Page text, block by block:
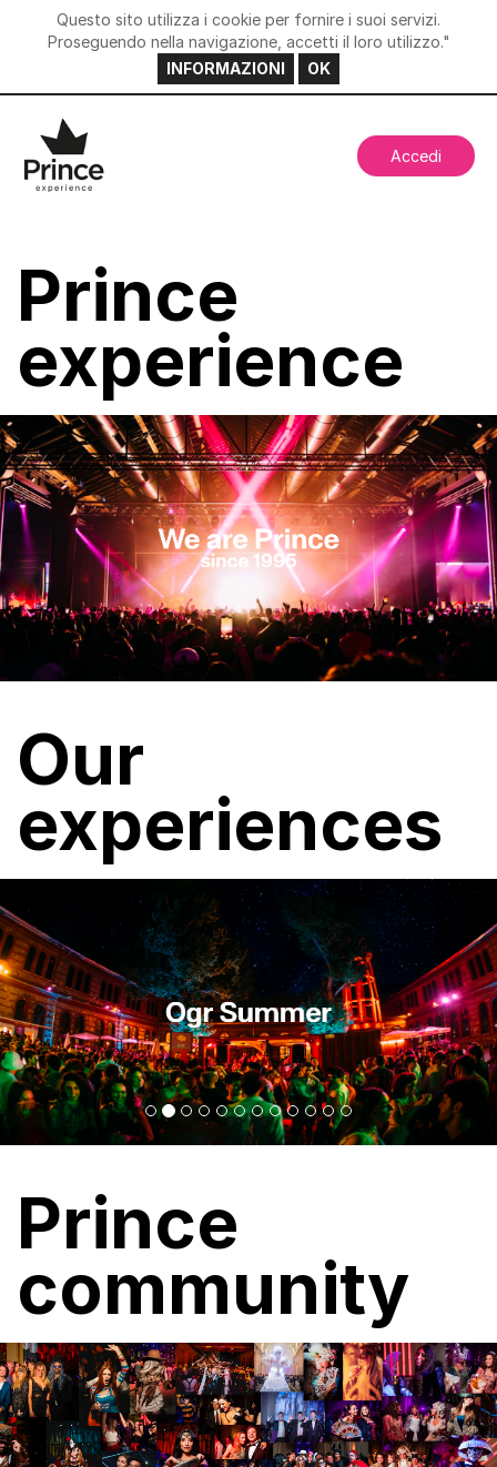
Questo sito utilizza i cookie per fornire i suoi servizi.
Proseguendo nella navigazione, accetti il loro utilizzo."
INFORMAZIONI
OK
Accedi
Prince
experience
Our
experiences
Prince
community